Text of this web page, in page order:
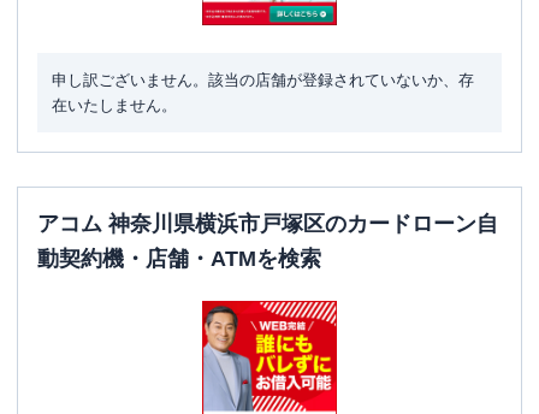
申し訳ございません。該当の店舗が登録されていないか、存
在いたしません。
アコム 神奈川県横浜市戸塚区のカードローン自
動契約機・店舗・ATMを検索